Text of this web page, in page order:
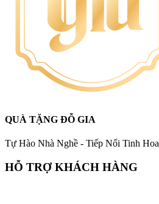
QUÀ TẶNG ĐỖ GIA
Tự Hào Nhà Nghề - Tiếp Nối Tinh Hoa
HỖ TRỢ KHÁCH HÀNG